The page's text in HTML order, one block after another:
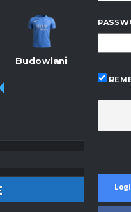
Budowlani